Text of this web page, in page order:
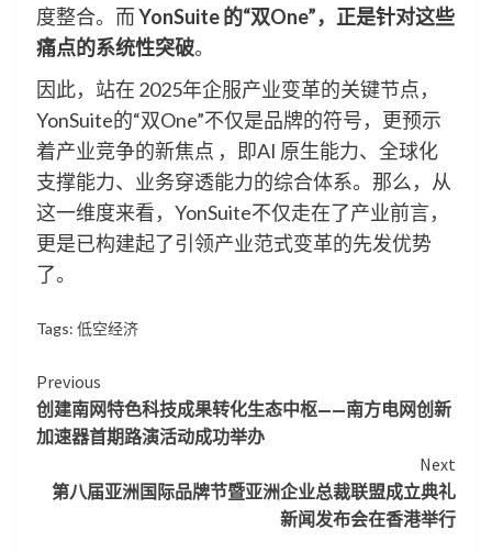
度整合。而YonSuite的“双One”，正是针对这些
痛点的系统性突破。
因此，站在 2025年企服产业变革的关键节点，
YonSuite的“双One”不仅是品牌的符号，更预示
着产业竞争的新焦点 ，即AI 原生能力、全球化
支撑能力、业务穿透能力的综合体系。那么，从
这一维度来看，YonSuite不仅走在了产业前言，
更是已构建起了引领产业范式变革的先发优势
了。
Tags: 低空经济
Continue
Reading
Previous
创建南网特色科技成果转化生态中枢——南方电网创新
加速器首期路演活动成功举办
Next
第八届亚洲国际品牌节暨亚洲企业总裁联盟成立典礼
新闻发布会在香港举行